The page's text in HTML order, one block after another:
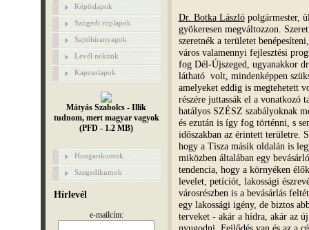
Képöslapok
Szögedi röplapok
Sajtóhíranyagok
Levél nekünk
Kapcsolapok
Mátyás Szabolcs - Illik
tudnom, mert magyar vagyok
(PFD - 1.2 MB)
Hungarikumok
Szegedikumok
Hírlevél
e-mailcím:
Dr. Botka Lászlópolgármester,
gyökeresen megváltozzon.
szeretnék a területet
város valamennyi fejlesztési
fog Dél-Újszeged, ugyanakkor
látható volt, mindenképpen
amelyeket eddig is megtehetett
részére juttassák el a vonatkozó
hatályos SZÉSZ szabályoknak
és ezután is így fog történni, s
időszakban az érintett területre.
hogy a Tisza másik oldalán is
miközben általában egy
tendencia, hogy a környéken
levelet, petíciót, lakossági
városrészben is a bevásárlás
egy lakossági igény, de biztos
terveket - akár a hídra, akár az
nyugodni. Fejlődés van és az a